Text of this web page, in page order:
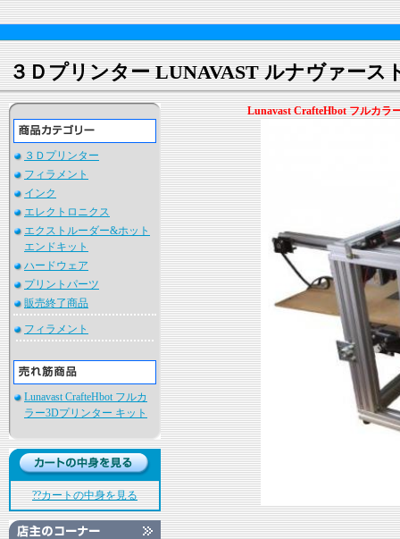
３Ｄプリンター LUNAVAST ルナヴァース
３Ｄプリンター
フィラメント
インク
エレクトロニクス
エクストルーダー&ホット
エンドキット
ハードウェア
プリントパーツ
販売終了商品
フィラメント
Lunavast CrafteHbot フルカ
ラー3Dプリンター キット
??カートの中身を見る
Lunavast CrafteHbot フルカラ